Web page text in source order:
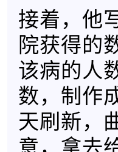
接着，他
院获得的
该病的人
数，制作
天刷新，